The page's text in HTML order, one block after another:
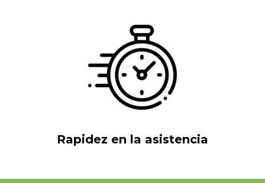
Rapidez en la asistencia